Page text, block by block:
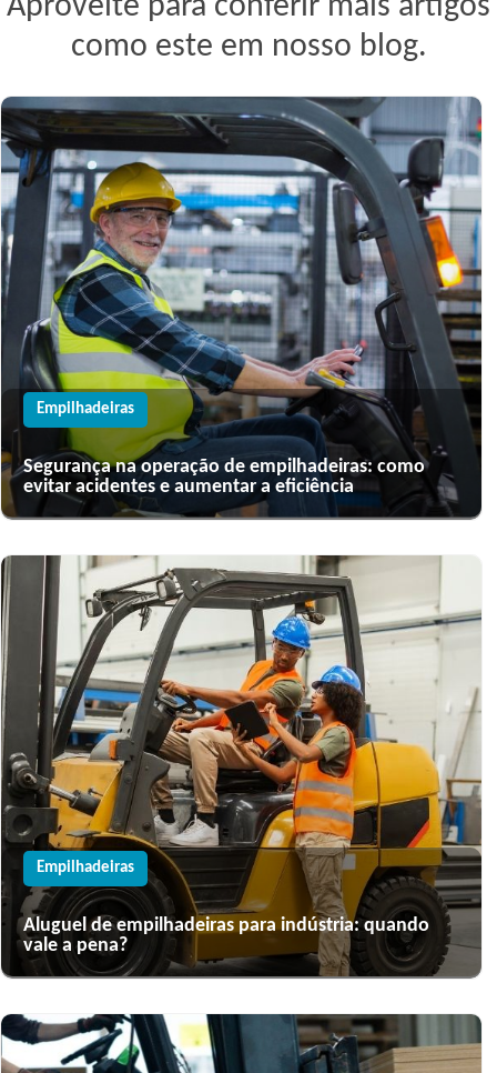
como este em nosso blog.
Empilhadeiras
Segurança na operação de empilhadeiras: como
evitar acidentes e aumentar a eficiência
Empilhadeiras
Aluguel de empilhadeiras para indústria: quando
vale a pena?